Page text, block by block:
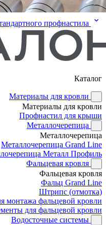
профнастила
Каталог
Материалы для кровли
Материалы для кровли
Профнастил для крыши
Металлочерепица
Металлочерепица
Металлочерепица Grand Line
Металл Профиль
Фальцевая кровля
Фальцевая кровля
Фальц Grand Line
Штрипс (отмотка)
монтажа фальцевой кровли
для фальцевой кровли
Водосточные системы